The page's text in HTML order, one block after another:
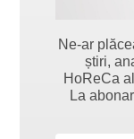
Ne-ar
știri,
HoReCa
La